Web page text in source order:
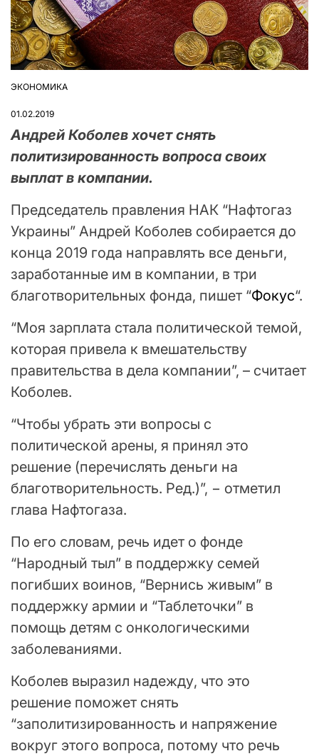
ОПУБЛІКУВАТИ
ЭКОНОМИКА
01.02.2019
Андрей Коболев хочет снять
политизированность вопроса своих
выплат в компании.
Председатель правления НАК “Нафтогаз
Украины” Андрей Коболев собирается до
конца 2019 года направлять все деньги,
заработанные им в компании, в три
благотворительных фонда, пишет “Фокус“.
“Моя зарплата стала политической темой,
которая привела к вмешательству
правительства в дела компании”, – считает
Коболев.
“Чтобы убрать эти вопросы с
политической арены, я принял это
решение (перечислять деньги на
благотворительность. Ред.)”, − отметил
глава Нафтогаза.
По его словам, речь идет о фонде
“Народный тыл” в поддержку семей
погибших воинов, “Вернись живым” в
поддержку армии и “Таблеточки” в
помощь детям с онкологическими
заболеваниями.
Коболев выразил надежду, что это
решение поможет снять
“заполитизированность и напряжение
вокруг этого вопроса, потому что речь